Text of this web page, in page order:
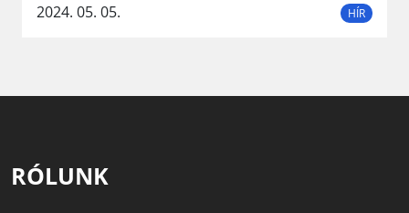
2024. 05. 05. HÍR
RÓLUNK